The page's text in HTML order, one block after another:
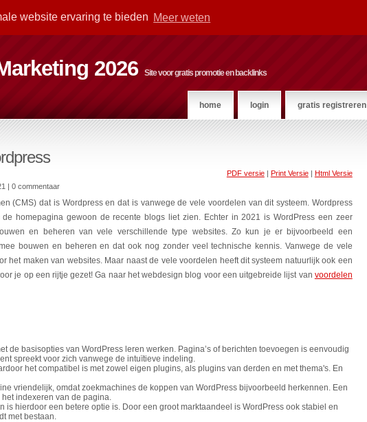
website ervaring te bieden Meer weten
2026 Site voor gratis promotie en backlinks
home login gratis registreren
PDF versie| Print Versie| Html Versie
| 0 commentaar
(CMS) dat is Wordpress en dat is vanwege de vele voordelen van dit systeem. Wordpress
homepagina gewoon de recente blogs liet zien. Echter in 2021 is WordPress een zeer
en beheren van vele verschillende type websites. Zo kun je er bijvoorbeeld een
bouwen en beheren en dat ook nog zonder veel technische kennis. Vanwege de vele
het maken van websites. Maar naast de vele voordelen heeft dit systeem natuurlijk ook een
je op een rijtje gezet! Ga naar het webdesign blog voor een uitgebreide lijst van voordelen
de basisopties van WordPress leren werken. Pagina’s of berichten toevoegen is eenvoudig
spreekt voor zich vanwege de intuïtieve indeling.
het compatibel is met zowel eigen plugins, als plugins van derden en met thema's. En
vriendelijk, omdat zoekmachines de koppen van WordPress bijvoorbeeld herkennen. Een
indexeren van de pagina.
is hierdoor een betere optie is. Door een groot marktaandeel is WordPress ook stabiel en
met bestaan.